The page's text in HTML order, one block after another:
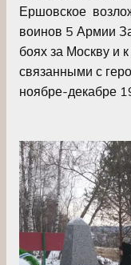
Ершовское
воинов 5 Армии
боях за Москву и
связанными с
ноябре-декабре